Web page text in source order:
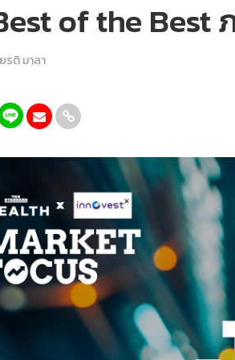
of the Best
รติ มาลา